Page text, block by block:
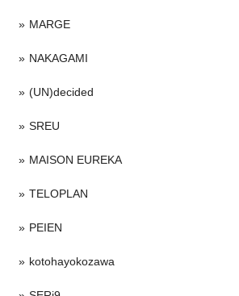
MARGE
NAKAGAMI
(UN)decided
SREU
MAISON EUREKA
TELOPLAN
PEIEN
kotohayokozawa